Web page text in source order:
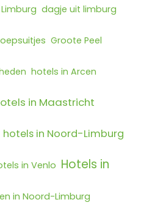
dagje uit limburg
Groote Peel
hotels in Arcen
in Maastricht
hotels in Noord-Limburg
in Venlo Hotels in
in Noord-Limburg